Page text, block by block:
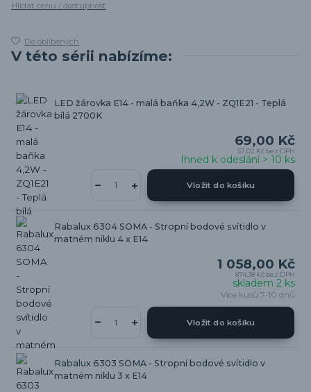
Hlídat cenu / dostupnost
Do oblíbených
V této sérii nabízíme:
LED žárovka E14 - malá baňka 4,2W - ZQ1E21 - Teplá
bílá 2700K
69,00 Kč
57,02 Kč bez DPH
Ihned k odeslání > 10 ks
Vložit do košíku
Rabalux 6304 SOMA - Stropní bodové svítidlo v
matném niklu 4 x E14
1 058,00 Kč
874,38 Kč bez DPH
skladem 2 ks
Více kusů 7-10 dnů
Vložit do košíku
Rabalux 6303 SOMA - Stropní bodové svítidlo v
matném niklu 3 x E14